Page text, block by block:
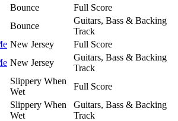
Bounce
Full Score
Bounce
Guitars, Bass & Backing
Track
New Jersey
Full Score
New Jersey
Guitars, Bass & Backing
Track
Slippery When
Wet
Full Score
Slippery When
Wet
Guitars, Bass & Backing
Track